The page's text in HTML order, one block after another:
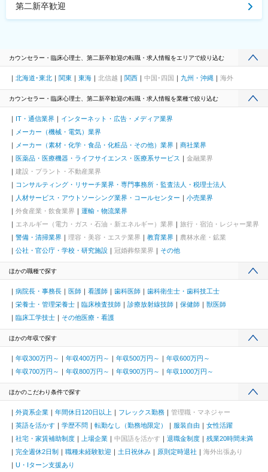
第二新卒歓迎
カウンセラー・臨床心理士、第二新卒歓迎の転職・求人情報をエリアで絞り込む
北海道･東北 関東 東海 北信越 関西 中国･四国 九州・沖縄 海外
カウンセラー・臨床心理士、第二新卒歓迎の転職・求人情報を業種で絞り込む
IT・通信業界
インターネット・広告・メディア業界
メーカー（機械・電気）業界
メーカー（素材・化学・食品・化粧品・その他）業界
商社業界
医薬品・医療機器・ライフサイエンス・医療系サービス
金融業界
建設・プラント・不動産業界
コンサルティング・リサーチ業界・専門事務所・監査法人・税理士法人
人材サービス・アウトソーシング業界・コールセンター
小売業界
外食産業・飲食業界
運輸・物流業界
エネルギー（電力・ガス・石油・新エネルギー）業界
旅行・宿泊・レジャー業界
警備・清掃業界
理容・美容・エステ業界 教育業界
農林水産・鉱業
公社・官公庁・学校・研究施設
冠婚葬祭業界 その他
ほかの職種で探す
病院長・事務長 医師 看護師 歯科医師
歯科衛生士・歯科技工士
栄養士・管理栄養士
臨床検査技師 診療放射線技師 保健師
獣医師
臨床工学技士
その他医療・看護
ほかの年収で探す
年収300万円～ 年収400万円～ 年収500万円～
年収600万円～
年収700万円～
年収800万円～ 年収900万円～ 年収1000万円～
ほかのこだわり条件で探す
外資系企業 年間休日120日以上 フレックス勤務
管理職・マネジャー
英語を活かす
学歴不問 転勤なし（勤務地限定） 服装自由
女性活躍
社宅・家賃補助制度
上場企業 中国語を活かす 退職金制度
残業20時間未満
完全週休2日制
職種未経験歓迎 土日祝休み 原則定時退社
海外出張あり
U・Iターン支援あり